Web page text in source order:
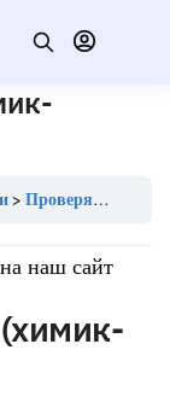
Проверяем урок №44 (химик-эксперт)
наш сайт